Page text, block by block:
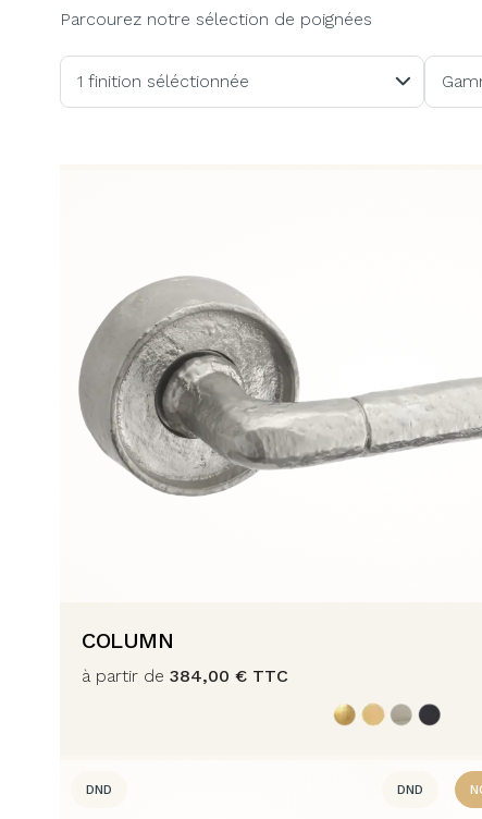
Parcourez notre sélection de poignées
1 finition séléctionnée
COLUMN
à partir de 384,00 € TTC
DND DND